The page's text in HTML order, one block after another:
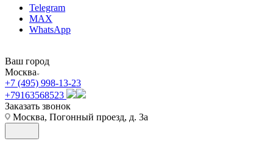
Telegram
MAX
WhatsApp
Ваш город
Москва
+7 (495) 998-13-23
+79163568523
Заказать звонок
Москва, Погонный проезд, д. 3а